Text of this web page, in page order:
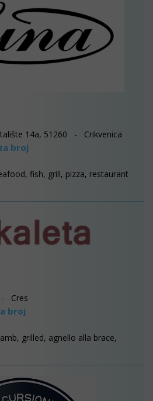
14a, 51260 - Crikvenica
broj
fish, grill, pizza, restaurant
- Cres
broj
grilled, agnello alla brace,